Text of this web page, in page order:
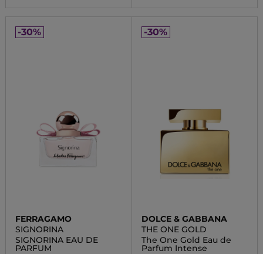
-30%
FERRAGAMO
SIGNORINA
SIGNORINA EAU DE
PARFUM
-30%
DOLCE & GABBANA
THE ONE GOLD
The One Gold Eau de
Parfum Intense